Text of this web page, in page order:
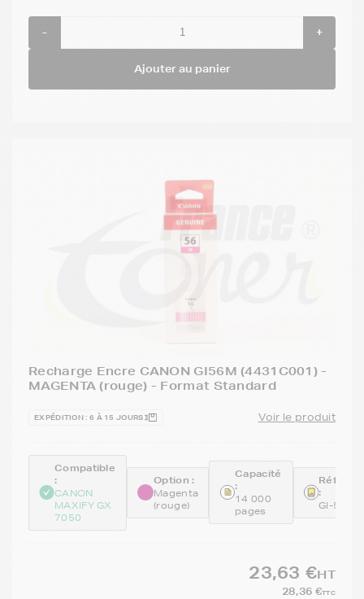
- +
Ajouter au panier
Recharge Encre CANON GI56M (4431C001) -
MAGENTA (rouge) - Format Standard
EXPÉDITION : 6 À 15 JOURS Voir le produit
Compatible
:
CANON
MAXIFY GX
7050
Option :
Magenta
(rouge)
Capacité
:
14 000
pages
:
GI-56M
23,63 €HT
28,36 €TTC